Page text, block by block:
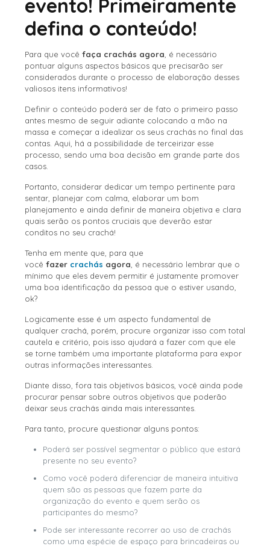
evento! Primeiramente
defina o conteúdo!
Para que você faça crachás agora , é necessário
pontuar alguns aspectos básicos que precisarão ser
considerados durante o processo de elaboração desses
valiosos itens informativos!
Definir o conteúdo poderá ser de fato o primeiro passo
antes mesmo de seguir adiante colocando a mão na
massa e começar a idealizar os seus crachás no final das
contas. Aqui, há a possibilidade de terceirizar esse
processo, sendo uma boa decisão em grande parte dos
casos.
Portanto, considerar dedicar um tempo pertinente para
sentar, planejar com calma, elaborar um bom
planejamento e ainda definir de maneira objetiva e clara
quais serão os pontos cruciais que deverão estar
conditos no seu crachá!
Tenha em mente que, para que
você fazer crachás agora , é necessário lembrar que o
mínimo que eles devem permitir é justamente promover
uma boa identificação da pessoa que o estiver usando,
ok?
Logicamente esse é um aspecto fundamental de
qualquer crachá, porém, procure organizar isso com total
cautela e critério, pois isso ajudará a fazer com que ele
se torne também uma importante plataforma para expor
outras informações interessantes.
Diante disso, fora tais objetivos básicos, você ainda pode
procurar pensar sobre outros objetivos que poderão
deixar seus crachás ainda mais interessantes.
Para tanto, procure questionar alguns pontos:
Poderá ser possível segmentar o público que estará
presente no seu evento?
Como você poderá diferenciar de maneira intuitiva
quem são as pessoas que fazem parte da
organização do evento e quem serão os
participantes do mesmo?
Pode ser interessante recorrer ao uso de crachás
como uma espécie de espaço para brincadeiras ou